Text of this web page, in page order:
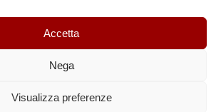
Accetta
Nega
Visualizza preferenze
Catalogo Online
Catalogo Internazionale
Catalogo Internazionale